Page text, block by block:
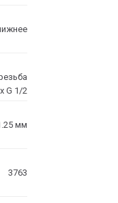
х G 1/2
мм
3763